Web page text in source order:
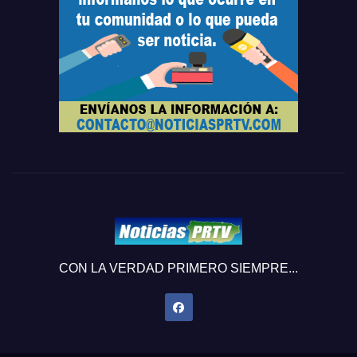
CON LA VERDAD PRIMERO SIEMPRE...